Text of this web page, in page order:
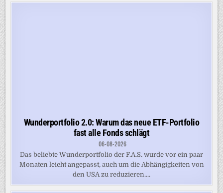
Wunderportfolio 2.0: Warum das neue ETF-Portfolio
fast alle Fonds schlägt
06-08-2026
Das beliebte Wunderportfolio der F.A.S. wurde vor ein paar
Monaten leicht angepasst, auch um die Abhängigkeiten von
den USA zu reduzieren....